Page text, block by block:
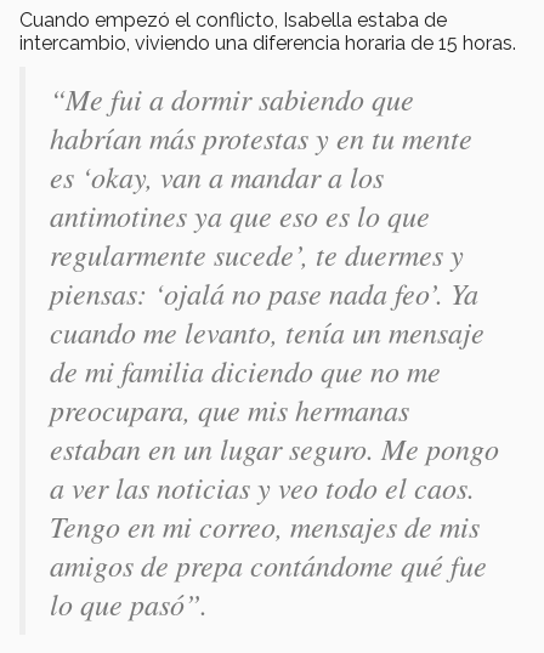
Cuando empezó el conflicto, Isabella estaba de
intercambio, viviendo una diferencia horaria de 15 horas.
“Me fui a dormir sabiendo que
habrían más protestas y en tu mente
es ‘okay, van a mandar a los
antimotines ya que eso es lo que
regularmente sucede’, te duermes y
piensas: ‘ojalá no pase nada feo’. Ya
cuando me levanto, tenía un mensaje
de mi familia diciendo que no me
preocupara, que mis hermanas
estaban en un lugar seguro. Me pongo
a ver las noticias y veo todo el caos.
Tengo en mi correo, mensajes de mis
amigos de prepa contándome qué fue
lo que pasó”.